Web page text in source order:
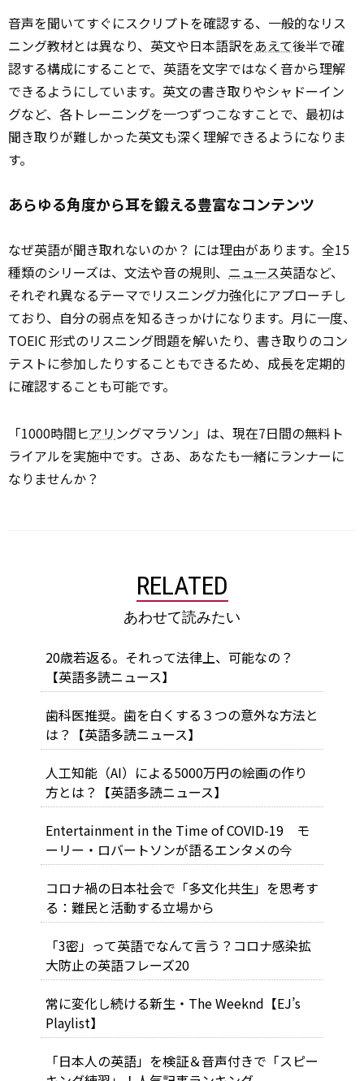
音声を聞いてすぐにスクリプトを確認する、一般的なリス
ニング教材とは異なり、英文や日本語訳をあえて後半で確
認する構成にすることで、英語を文字ではなく音から理解
できるようにしています。英文の書き取りやシャドーイン
グなど、各トレーニングを一つずつこなすことで、最初は
聞き取りが難しかった英文も深く理解できるようになりま
す。
あらゆる角度から耳を鍛える豊富なコンテンツ
なぜ英語が聞き取れないのか？ には理由があります。全15
種類のシリーズは、文法や音の規則、 ニュース英語など、
それぞれ異なるテーマでリスニング力強化にアプローチし
ており、自分の弱点を知るきっかけになります。月に一度、
TOEIC 形式のリスニング問題を解いたり、書き取りのコン
テストに参加したりすることもできるため、成長を定期的
に確認することも可能です。
「1000時間ヒアリ ングマラソン」は、現在7日間の無料ト
ライアルを実施中です。さあ、あなたも一緒にランナーに
なりませんか？
RELATED
あわせて読みたい
20歳若返る。それって法律上、可能なの？
【英語多読ニュース】
歯科医推奨。歯を白くする３つの意外な方法と
は？【英語多読ニュース】
人工知能（AI）による5000万円の絵画の作り
方とは？【英語多読ニュース】
Entertainment in the Time of COVID-19 モ
ーリー・ロバートソンが語るエンタメの今
コロナ禍の日本社会で「多文化共生」を思考す
る：難民と活動する立場から
「3密」って英語でなんて言う？コロナ感染拡
大防止の英語フレーズ20
常に変化し続ける新生・The Weeknd【EJ’s
Playlist】
「日本人の英語」を検証＆音声付きで「スピー